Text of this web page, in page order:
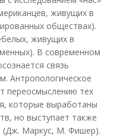
живущих в
обществах).
живущих в
В современном
связь
Антропологическое
переосмыслению тех
которые выработаны
но выступает также
(Дж. Маркус, М. Фишер).